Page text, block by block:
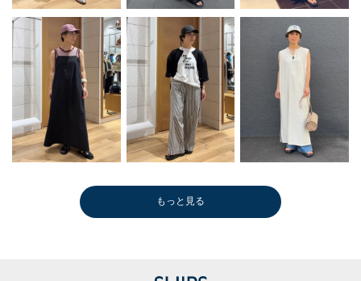
もっと見る